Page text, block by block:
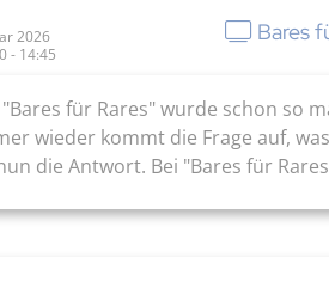
2026
- 14:45
Bares
"Bares für Rares" wurde schon so
wieder kommt die Frage auf,
die Antwort. Bei "Bares für